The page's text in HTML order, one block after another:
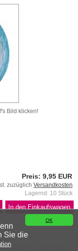
OK
Sie die
Bild klicken!
Preis: 9,95 EUR
zuzüglich Versandkosten
Lagernd: 10 Stück
Datenschutz